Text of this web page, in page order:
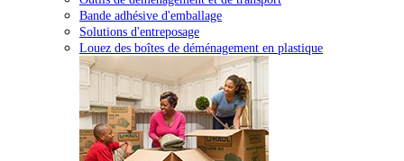
Bande adhésive d'emballage
Solutions d'entreposage
Louez des boîtes de déménagement en plastique